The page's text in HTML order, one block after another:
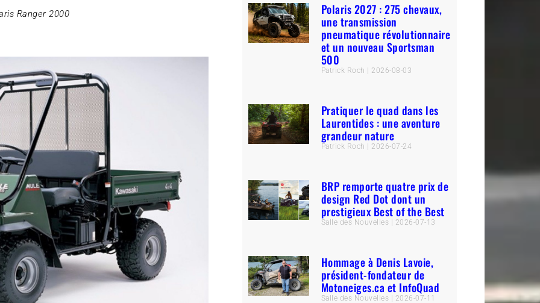
Ranger 2000
Polaris 2027 : 275 chevaux,
une transmission
pneumatique révolutionnaire
et un nouveau Sportsman
500
Patrick Roch 2026-08-03
Pratiquer le quad dans les
Laurentides : une aventure
grandeur nature
Patrick Roch 2026-07-24
BRP remporte quatre prix de
design Red Dot dont un
prestigieux Best of the Best
Salle des Nouvelles 2026-07-13
Hommage à Denis Lavoie,
président-fondateur de
Motoneiges.ca et InfoQuad
Salle des Nouvelles 2026-07-11